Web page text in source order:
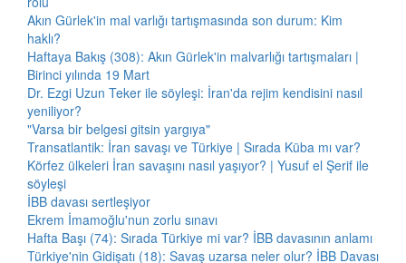
Akın Gürlek'in mal varlığı tartışmasında son durum: Kim
haklı?
Haftaya Bakış (308): Akın Gürlek'in malvarlığı tartışmaları |
Birinci yılında 19 Mart
Dr. Ezgi Uzun Teker ile söyleşi: İran'da rejim kendisini nasıl
yeniliyor?
"Varsa bir belgesi gitsin yargıya"
Transatlantik: İran savaşı ve Türkiye | Sırada Küba mı var?
Körfez ülkeleri İran savaşını nasıl yaşıyor? | Yusuf el Şerif ile
söyleşi
İBB davası sertleşiyor
Ekrem İmamoğlu'nun zorlu sınavı
Hafta Başı (74): Sırada Türkiye mi var? İBB davasının anlamı
Türkiye'nin Gidişatı (18): Savaş uzarsa neler olur? İBB Davası